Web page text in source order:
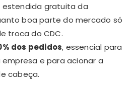
gratuita da
boa parte do mercado só
troca do CDC.
dos pedidos, essencial para
e para acionar a
cabeça.